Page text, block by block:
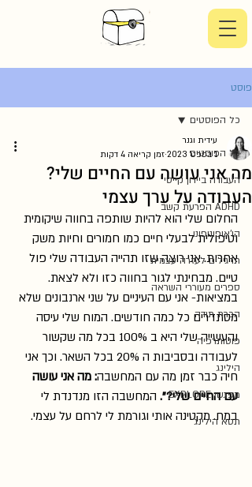
פוסט
כל הפוסטים
העבודה ביירון קייטי
ADHD הפרעת קשב
הו'אופונופונו
תרגילים לעזרה עצמית
ספרים מעוררי השראה
הכרת תודה
פוטותרפיה
הילינג
מפגשי EXPLORE
תטא הילינג
כל הפוסטים
מה אני עושה עם החיים שלי?
העבודה על ערך עצמי
עידית וגנר
1 בספט׳ 2023
זמן קריאה 4 דקות
החלום שלי הוא להיות שותפה בחווה שיקומית
וטיפולית לבעלי חיים כמו חמורים וחיות משק
אחרות. אני רוצה שזו תהייה העבודה שלי פול
טיים. מבחינתי לגור בחווה כזו ולא לצאת.
במציאות- אני עם העיניים על שני ארנבונים שלא
מסתדרים כל כמה חודשים. המוח שלי עיסה
והעשייה שלי היא ב 100% בכל מה שקשור
לעבודה ובסביבות ה 20% בכל השאר. וכך אני
חיה כבר זמן מה עם המחשבה: מה אני עושה
עם החיים שלי?". המחשבה הזו מנדנדת לי
במח. מקטינה אותי וגורמת לי לרחם על עצמי.